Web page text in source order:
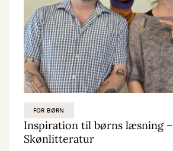
FOR BØRN
Inspiration til børns læsning –
Skønlitteratur